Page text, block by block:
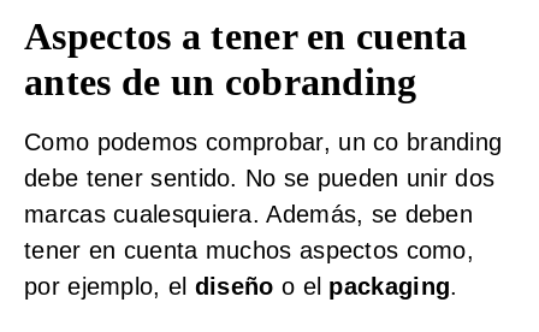
Aspectos a tener en cuenta
antes de un cobranding
Como podemos comprobar, un co branding
debe tener sentido. No se pueden unir dos
marcas cualesquiera. Además, se deben
tener en cuenta muchos aspectos como,
por ejemplo, el diseño o el packaging.